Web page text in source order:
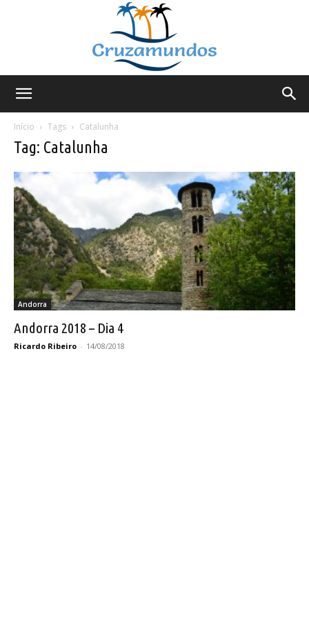
Início
Tags Catalunha
Tag: Catalunha
Andorra
Andorra 2018 – Dia 4
Ricardo Ribeiro - 14/08/2018